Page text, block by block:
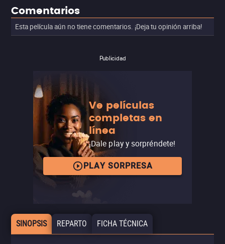
Comentarios
Esta película aún no tiene comentarios. ¡Deja tu opinión arriba!
Publicidad
Ve películas
completas en
línea
¡Dale play y sorpréndete!
PLAY SORPRESA
SINOPSIS REPARTO FICHA TÉCNICA